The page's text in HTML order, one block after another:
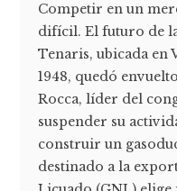
Competir en un
difícil. El futuro de
Tenaris, ubicada en
1948, quedó
Rocca, líder del
suspender su
construir un
destinado a la